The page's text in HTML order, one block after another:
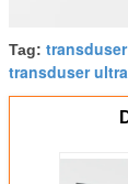
Tag:
transduser